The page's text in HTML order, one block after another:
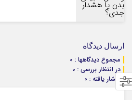
ارسال دیدگاه
مجموع دیدگاهها : 0
در انتظار بررسی : 0
انتشار یافته : 0